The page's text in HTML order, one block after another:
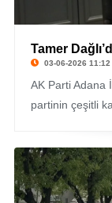
Tamer
03-06-2026 11:12
AK Parti Adana
partinin çeşitli